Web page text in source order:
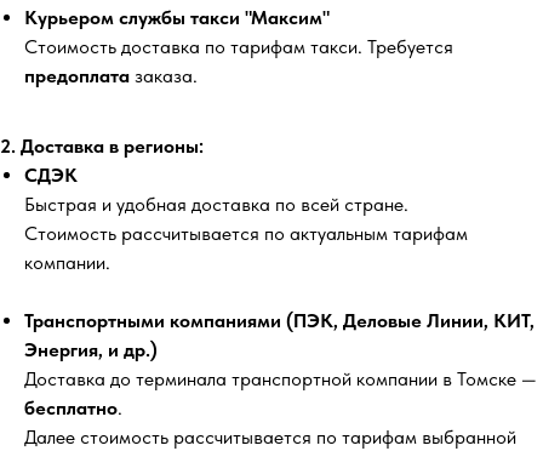
Курьером службы такси "Максим"
Стоимость доставка по тарифам такси. Требуется
предоплата заказа.
2. Доставка в регионы:
СДЭК
Быстрая и удобная доставка по всей стране.
Стоимость рассчитывается по актуальным тарифам
компании.
Транспортными компаниями (ПЭК, Деловые Линии, КИТ,
Энергия, и др.)
Доставка до терминала транспортной компании в Томске —
бесплатно.
Далее стоимость рассчитывается по тарифам выбранной